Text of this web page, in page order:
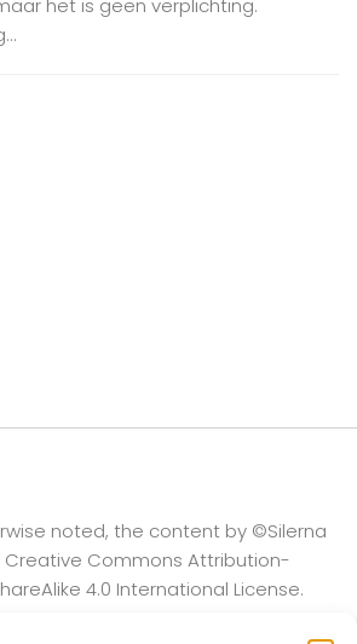
het is geen verplichting.
noted, the content by ©Silerna
Creative Commons Attribution-
4.0 International License.